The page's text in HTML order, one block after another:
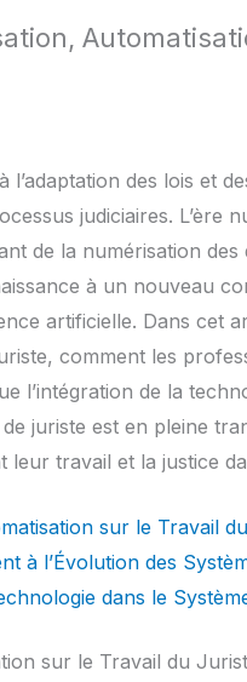
l’adaptation des lois et
judiciaires. L’ère
de la numérisation des
à un nouveau
artificielle. Dans cet
comment les
l’intégration de la
juriste est en pleine
travail et la justice
sur le Travail
à l’Évolution des
dans le
sur le Travail du